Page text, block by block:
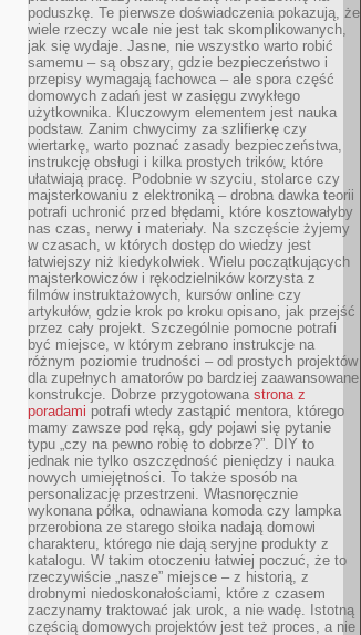
poduszkę. Te pierwsze doświadczenia pokazują, że
wiele rzeczy wcale nie jest tak skomplikowanych,
jak się wydaje. Jasne, nie wszystko warto robić
samemu – są obszary, gdzie bezpieczeństwo i
przepisy wymagają fachowca – ale spora część
domowych zadań jest w zasięgu zwykłego
użytkownika. Kluczowym elementem jest nauka
podstaw. Zanim chwycimy za szlifierkę czy
wiertarkę, warto poznać zasady bezpieczeństwa,
instrukcję obsługi i kilka prostych trików, które
ułatwiają pracę. Podobnie w szyciu, stolarce czy
majsterkowaniu z elektroniką – drobna dawka teorii
potrafi uchronić przed błędami, które kosztowałyby
nas czas, nerwy i materiały. Na szczęście żyjemy
w czasach, w których dostęp do wiedzy jest
łatwiejszy niż kiedykolwiek. Wielu początkujących
majsterkowiczów i rękodzielników korzysta z
filmów instruktażowych, kursów online czy
artykułów, gdzie krok po kroku opisano, jak przejść
przez cały projekt. Szczególnie pomocne potrafi
być miejsce, w którym zebrano instrukcje na
różnym poziomie trudności – od prostych projektów
dla zupełnych amatorów po bardziej zaawansowane
konstrukcje. Dobrze przygotowana strona z
poradami potrafi wtedy zastąpić mentora, którego
mamy zawsze pod ręką, gdy pojawi się pytanie
typu „czy na pewno robię to dobrze?”. DIY to
jednak nie tylko oszczędność pieniędzy i nauka
nowych umiejętności. To także sposób na
personalizację przestrzeni. Własnoręcznie
wykonana półka, odnawiana komoda czy lampka
przerobiona ze starego słoika nadają domowi
charakteru, którego nie dają seryjne produkty z
katalogu. W takim otoczeniu łatwiej poczuć, że to
rzeczywiście „nasze” miejsce – z historią, z
drobnymi niedoskonałościami, które z czasem
zaczynamy traktować jak urok, a nie wadę. Istotną
częścią domowych projektów jest też proces, a nie